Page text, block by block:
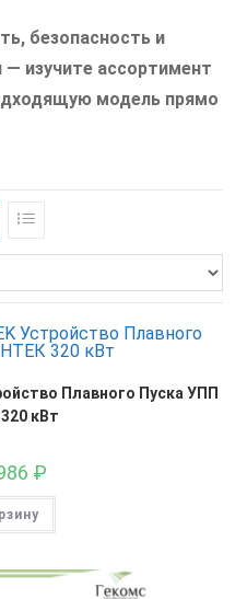
безопасность и
изучите ассортимент
модель прямо
Плавного Пуска УПП
кВт
₽